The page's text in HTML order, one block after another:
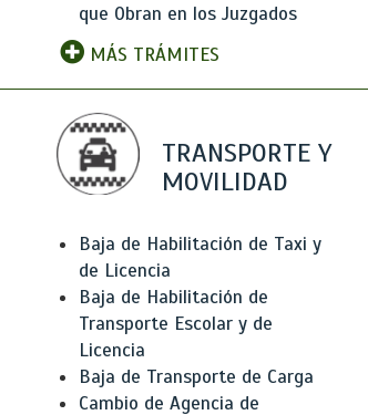
que Obran en los Juzgados
MÁS TRÁMITES
TRANSPORTE Y
MOVILIDAD
Baja de Habilitación de Taxi y
de Licencia
Baja de Habilitación de
Transporte Escolar y de
Licencia
Baja de Transporte de Carga
Cambio de Agencia de